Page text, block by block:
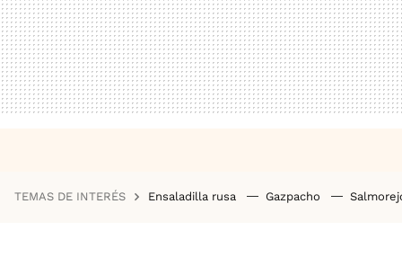
TEMAS DE INTERÉS Ensaladilla rusa Gazpacho